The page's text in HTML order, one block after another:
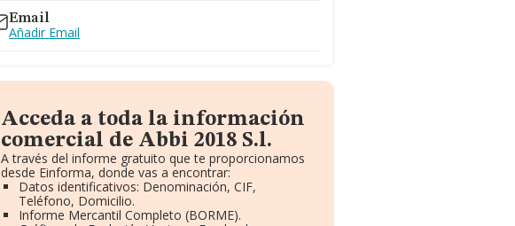
Email
Añadir Email
Acceda a toda la información
comercial de Abbi 2018 S.l.
A través del informe gratuito que te proporcionamos
desde Einforma, donde vas a encontrar:
Datos identificativos: Denominación, CIF,
Teléfono, Domicilio.
Informe Mercantil Completo (BORME).